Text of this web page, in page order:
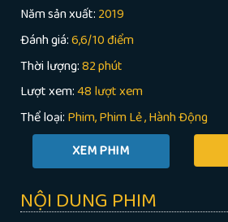
Năm sản xuất: 2019
Đánh giá:6,6/10 điểm
Thời lượng:82 phút
Lượt xem:48 lượt xem
Thể loại: Phim Phim Lẻ,Hành Động
NỘI DUNG PHIM